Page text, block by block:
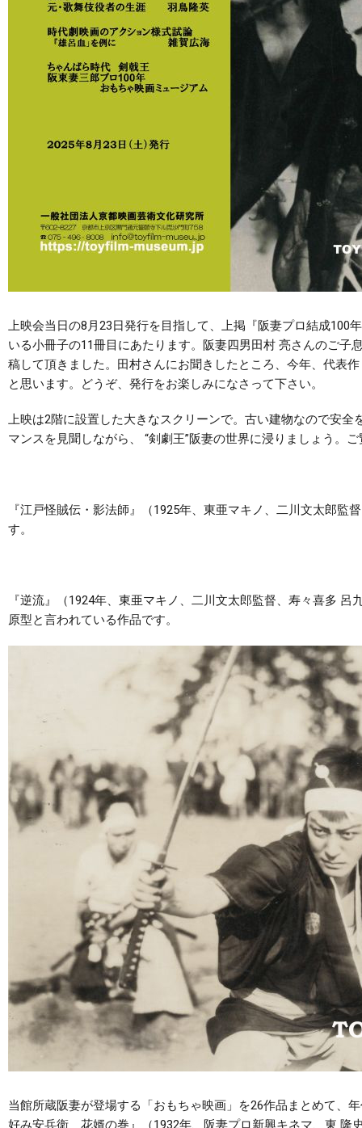
上映会当日の8月23日発行を目指して、上掲『阪妻プロ結成
いる小冊子の11冊目にあたります。阪妻四男田村 亮さんのご
稿して頂きました。田村さんにお聞きしたところ、今年、代表
と思います。どうぞ、発行をお楽しみになさって下さい。
上映は2階に設置した大きなスクリーンで。古い建物なので安
マンスを見聞しながら、 “剣劇王”阪妻の世界に浸りましょう。
『江戸怪賊伝・影法師』（1925年、東亜マキノ、二川文太郎
す。
『逆流』（1924年、東亜マキノ、二川文太郎監督、寿々喜多
原型と言われている作品です。
当館所蔵阪妻が登場する「おもちゃ映画」を26作品まとめて、
好み安兵衛 花婿の巻』（1932年、阪妻プロ新興キネマ、東 隆